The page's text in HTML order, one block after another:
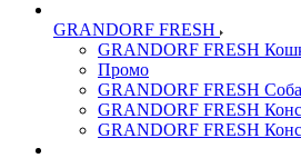
GRANDORF FRESH
GRANDORF FRESH
Промо
GRANDORF FRESH
GRANDORF FRESH
GRANDORF FRESH